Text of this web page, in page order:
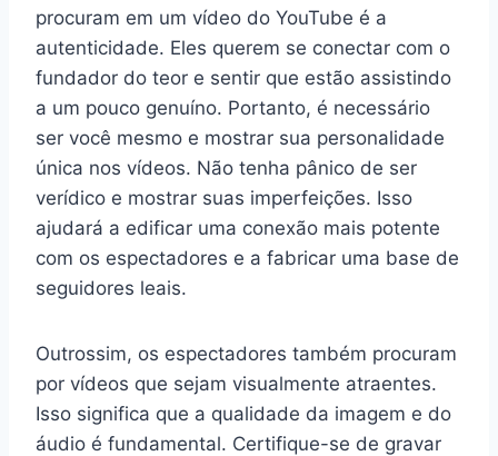
procuram em um vídeo do YouTube é a
autenticidade. Eles querem se conectar com o
fundador do teor e sentir que estão assistindo
a um pouco genuíno. Portanto, é necessário
ser você mesmo e mostrar sua personalidade
única nos vídeos. Não tenha pânico de ser
verídico e mostrar suas imperfeições. Isso
ajudará a edificar uma conexão mais potente
com os espectadores e a fabricar uma base de
seguidores leais.
Outrossim, os espectadores também procuram
por vídeos que sejam visualmente atraentes.
Isso significa que a qualidade da imagem e do
áudio é fundamental. Certifique-se de gravar